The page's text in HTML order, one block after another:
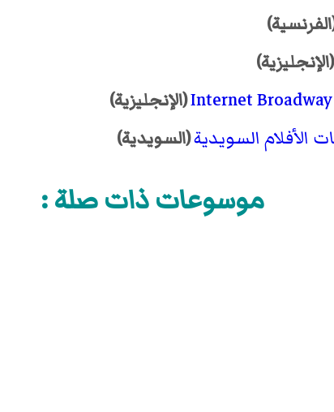
(الإنجليزية)
Internet(الإنجليزية)
الأفلام السويدية(السويدية)
موسوعات ذات صلة :